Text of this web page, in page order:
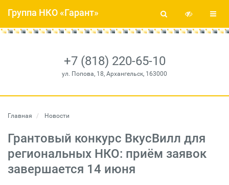
+7 (818) 220-65-10
ул. Попова, 18, Архангельск, 163000
Группа НКО «Гарант»
Главная Новости
Грантовый конкурс ВкусВилл для
региональных НКО: приём заявок
завершается 14 июня